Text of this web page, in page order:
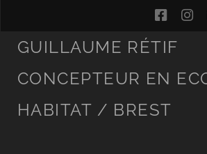
GUILLAUME RÉTIF
CONCEPTEUR EN
HABITAT / BREST